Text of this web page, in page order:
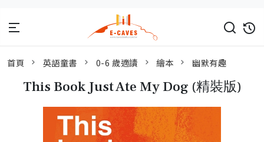
首頁 英語童書 0-6 歲適讀 繪本 幽默有趣
This Book Just Ate My Dog (精裝版)